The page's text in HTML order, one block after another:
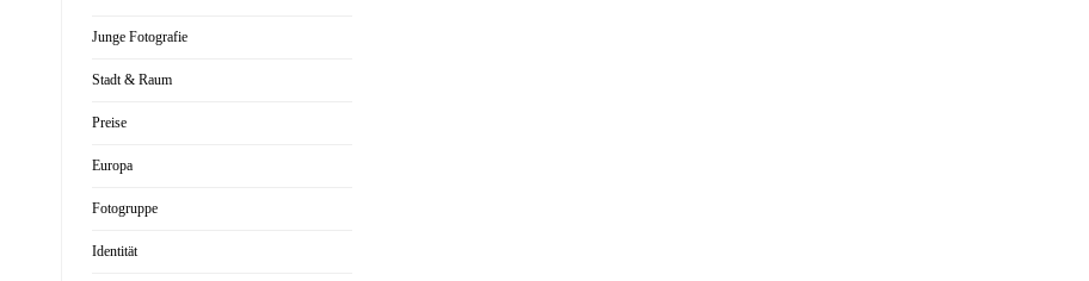
Junge Fotografie
Stadt & Raum
Preise
Europa
Fotogruppe
Identität